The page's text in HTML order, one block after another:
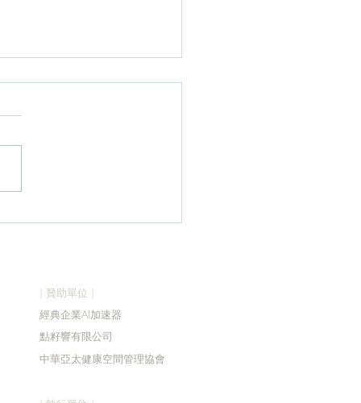
| 贊助單位 |
經典企業AI加速器
點籽響有限公司
中華亞太健康空間管理協會